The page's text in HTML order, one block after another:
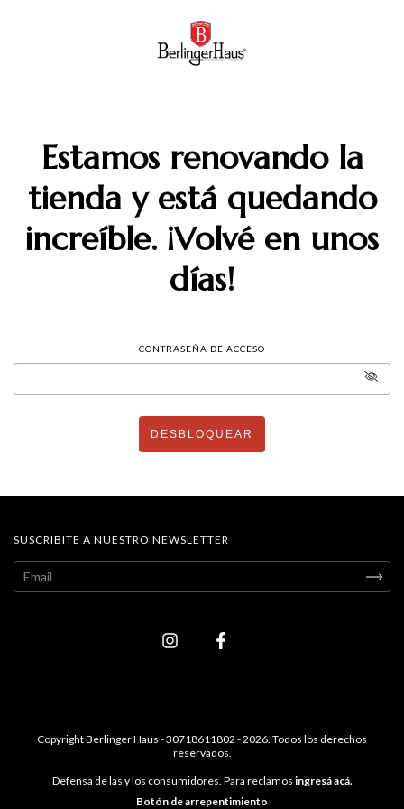
Estamos renovando la
tienda y está quedando
increíble. ¡Volvé en unos
días!
CONTRASEÑA DE ACCESO
DESBLOQUEAR
SUSCRIBITE A NUESTRO NEWSLETTER
Copyright Berlinger Haus - 30718611802 - 2026. Todos los derechos
reservados.
Defensa de las y los consumidores. Para reclamos ingresá acá.
Botón de arrepentimiento